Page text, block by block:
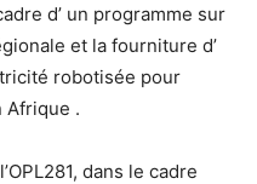
d’ un programme sur
et la fourniture d’
robotisée pour
Afrique .
dans le cadre